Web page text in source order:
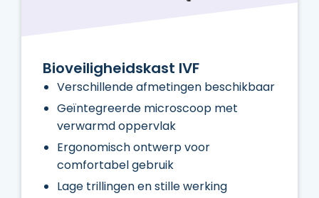
Bioveiligheidskast IVF
Verschillende afmetingen beschikbaar
Geïntegreerde microscoop met
verwarmd oppervlak
Ergonomisch ontwerp voor
comfortabel gebruik
Lage trillingen en stille werking